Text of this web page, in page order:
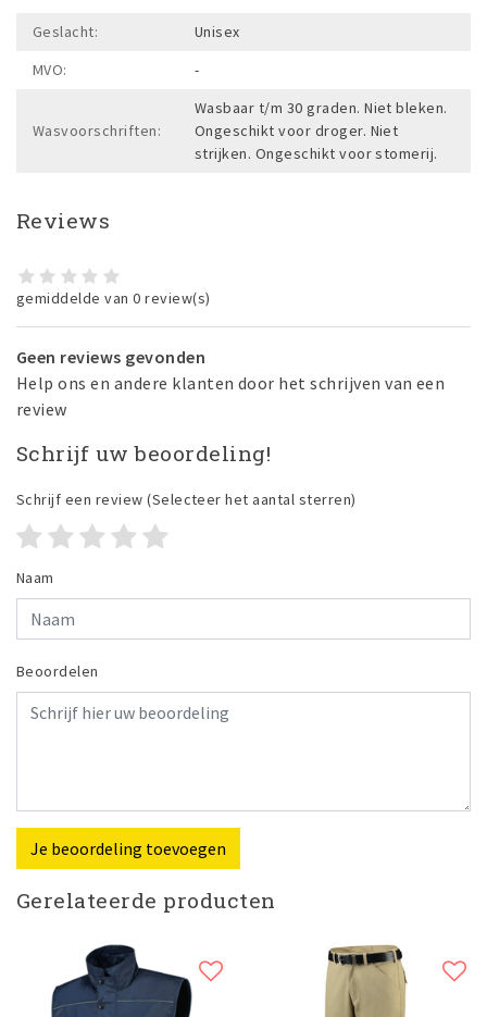
Geslacht:
Unisex
MVO:
-
Wasvoorschriften:
Wasbaar t/m 30 graden. Niet bleken.
Ongeschikt voor droger. Niet
strijken. Ongeschikt voor stomerij.
Reviews
gemiddelde van 0 review(s)
Geen reviews gevonden
Help ons en andere klanten door het schrijven van een
review
Schrijf uw beoordeling!
Schrijf een review (Selecteer het aantal sterren)
Naam
Beoordelen
Je beoordeling toevoegen
Gerelateerde producten